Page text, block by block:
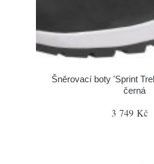
Šněrovací boty 'Sprint
černá
3 749 Kč